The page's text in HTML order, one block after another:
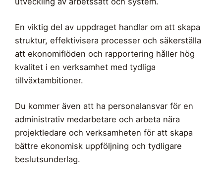
En viktig del av uppdraget handlar om att skapa
struktur, effektivisera processer och säkerställa
att ekonomiflöden och rapportering håller hög
kvalitet i en verksamhet med tydliga
tillväxtambitioner.
Du kommer även att ha personalansvar för en
administrativ medarbetare och arbeta nära
projektledare och verksamheten för att skapa
bättre ekonomisk uppföljning och tydligare
beslutsunderlag.